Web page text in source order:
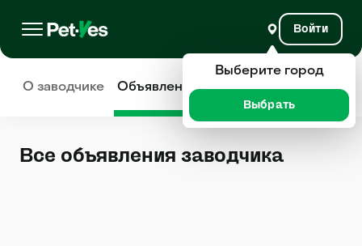
Войти
О заводчике Объявления Отзывы
Все объявления заводчика
Выберите город
Выбрать